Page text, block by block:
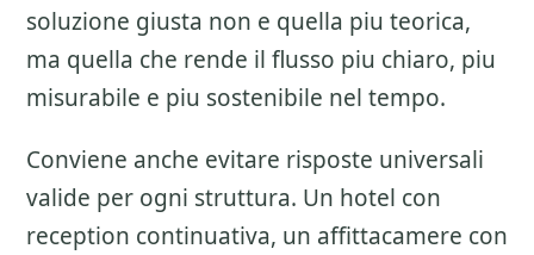
soluzione giusta non e quella piu teorica,
ma quella che rende il flusso piu chiaro, piu
misurabile e piu sostenibile nel tempo.
Conviene anche evitare risposte universali
valide per ogni struttura. Un hotel con
reception continuativa, un affittacamere con